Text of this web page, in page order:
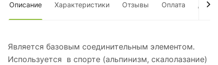
Описание Характеристики Отзывы Оплата
Является базовым соединительным элементом.
Используется в спорте (альпинизм, скалолазание)